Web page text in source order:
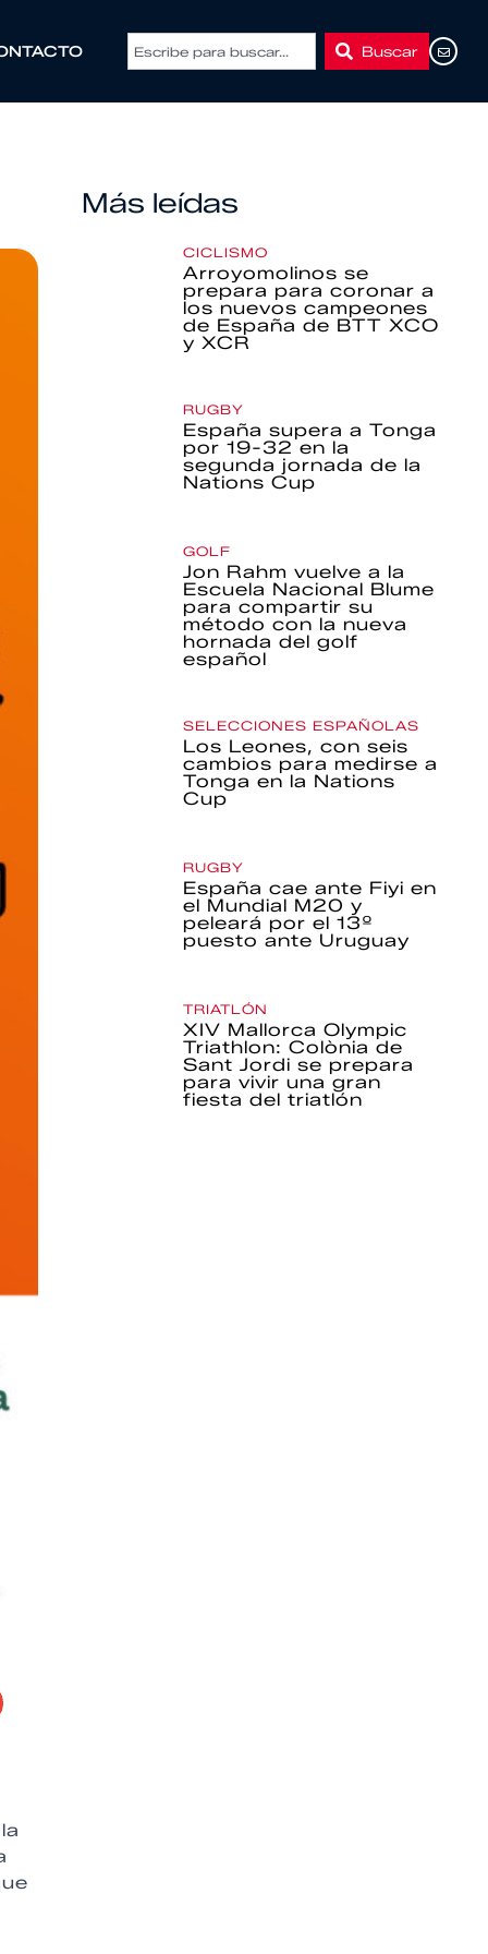
Buscar
Más leídas
CICLISMO
Arroyomolinos se
prepara para coronar a
los nuevos campeones
de España de BTT XCO
y XCR
RUGBY
España supera a Tonga
por 19-32 en la
segunda jornada de la
Nations Cup
GOLF
Jon Rahm vuelve a la
Escuela Nacional Blume
para compartir su
método con la nueva
hornada del golf
español
SELECCIONES ESPAÑOLAS
Los Leones, con seis
cambios para medirse a
Tonga en la Nations
Cup
RUGBY
España cae ante Fiyi en
el Mundial M20 y
peleará por el 13º
puesto ante Uruguay
TRIATLÓN
XIV Mallorca Olympic
Triathlon: Colònia de
Sant Jordi se prepara
para vivir una gran
fiesta del triatlón